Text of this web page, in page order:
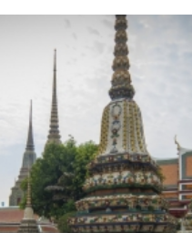
(360.97€)НА ЧОВЕК